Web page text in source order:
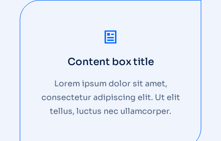
Content box title
Lorem ipsum dolor sit amet,
consectetur adipiscing elit. Ut elit
tellus, luctus nec ullamcorper.